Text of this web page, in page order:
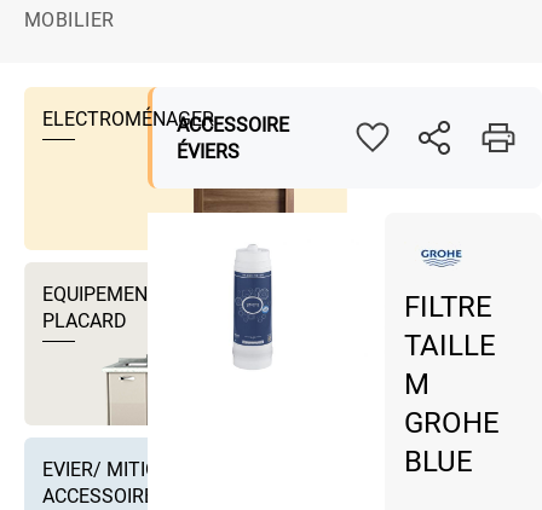
MOBILIER
ELECTROMÉNAGER
EQUIPEMENTS DRESSING ET
PLACARD
EVIER/ MITIGEUR EVIER ET
ACCESSOIRES
ACCESSOIRE
ÉVIERS
FILTRE
TAILLE
M
GROHE
BLUE